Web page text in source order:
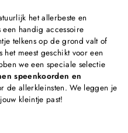
het allerbeste en
handig accessoire
telkens op de grond valt of
meest geschikt voor een
we een speciale selectie
speenkoorden en
de allerkleinsten. We leggen je
kleintje past!